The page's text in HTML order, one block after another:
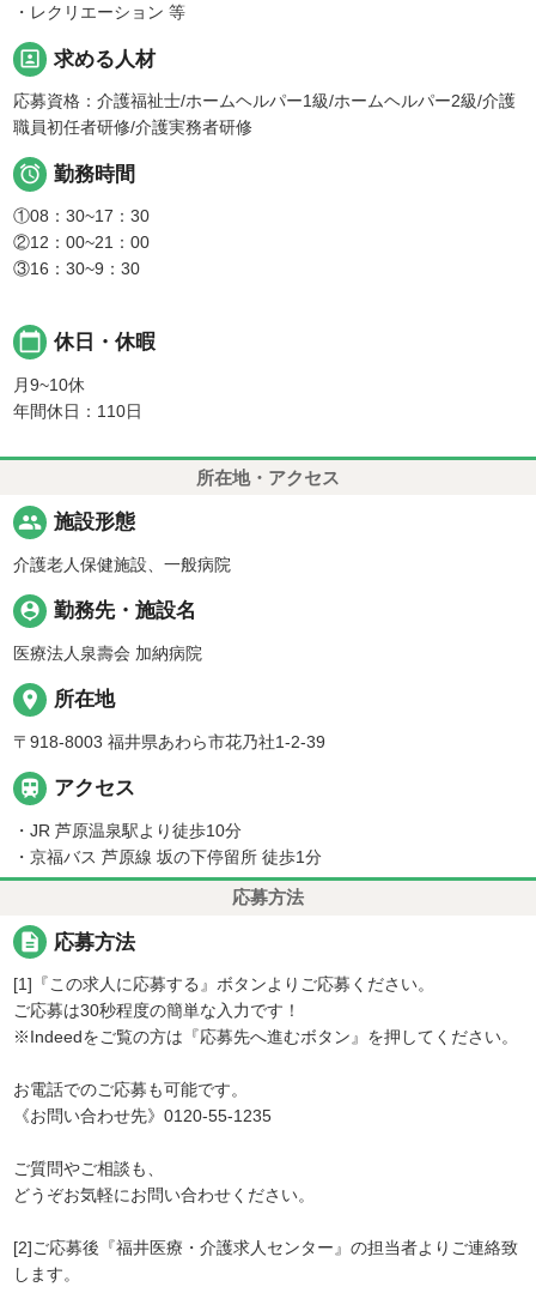
・レクリエーション 等
portrait 求める人材
応募資格：介護福祉士/ホームヘルパー1級/ホームヘルパー2級/介護
職員初任者研修/介護実務者研修
 勤務時間
①08：30~17：30
②12：00~21：00
③16：30~9：30
calendar_today 休日・休暇
月9~10休
年間休日：110日
所在地・アクセス
people 施設形態
介護老人保健施設、一般病院
person_pin 勤務先・施設名
医療法人泉壽会 加納病院
place 所在地
〒918-8003 福井県あわら市花乃社1-2-39
 アクセス
・JR 芦原温泉駅より徒歩10分
・京福バス 芦原線 坂の下停留所 徒歩1分
応募方法
description 応募方法
[1]『この求人に応募する』ボタンよりご応募ください。
ご応募は30秒程度の簡単な入力です！
※Indeedをご覧の方は『応募先へ進むボタン』を押してください。
お電話でのご応募も可能です。
《お問い合わせ先》0120-55-1235
ご質問やご相談も、
どうぞお気軽にお問い合わせください。
[2]ご応募後『福井医療・介護求人センター』の担当者よりご連絡致
します。